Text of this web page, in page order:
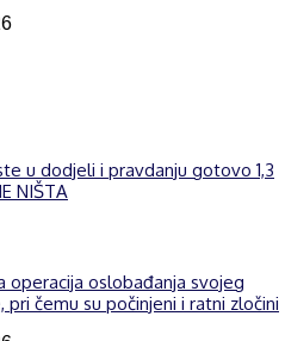
u dodjeli i pravdanju gotovo 1,3
NIŠTA
operacija oslobađanja svojeg
čemu su počinjeni i ratni zločini